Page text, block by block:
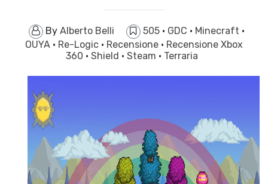
By Alberto Belli 505 · GDC · Minecraft ·
OUYA · Re-Logic · Recensione · Recensione Xbox
360 · Shield · Steam · Terraria